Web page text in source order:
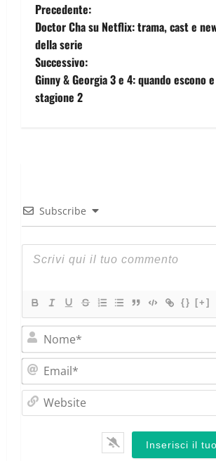
Precedente:
Doctor Cha su Netflix: trama, cast e
della serie
Successivo:
Ginny & Georgia 3 e 4: quando escono
stagione 2
Subscribe
{} [+]